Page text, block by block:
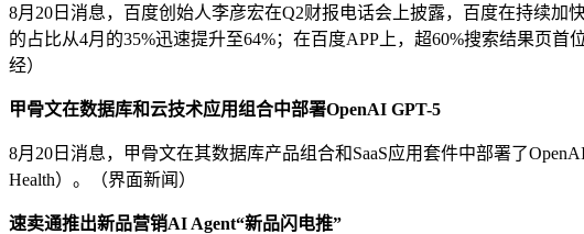
8月20日消息，百度创始人李彦宏在Q2财报电话会上披露，百度在持续
的占比从4月的35%迅速提升至64%；在百度APP上，超60%搜索结果页
经）
甲骨文在数据库和云技术应用组合中部署OpenAI GPT-5
8月20日消息，甲骨文在其数据库产品组合和SaaS应用套件中部署了
Health）。（界面新闻）
速卖通推出新品营销AI Agent“新品闪电推”